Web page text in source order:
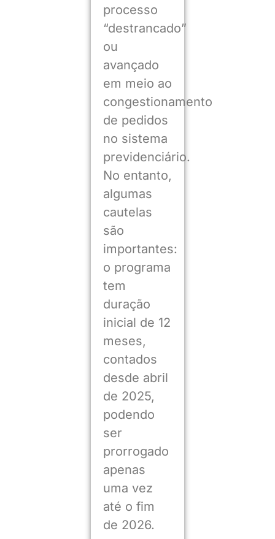
processo
“destrancado”
ou
avançado
em meio ao
congestionamento
de pedidos
no sistema
previdenciário.
No entanto,
algumas
cautelas
são
importantes:
o programa
tem
duração
inicial de 12
meses,
contados
desde abril
de 2025,
podendo
ser
prorrogado
apenas
uma vez
até o fim
de 2026.